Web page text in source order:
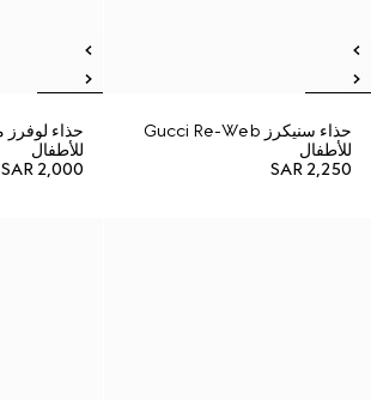
حذاء سنيكرز Gucci Re-Web
للأطفال
SAR 2,250
للأطفال
SAR 2,000